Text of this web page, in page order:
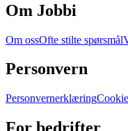
Om Jobbi
Om ossOfte stilte spørsmål
Personvern
Personvernerklæring